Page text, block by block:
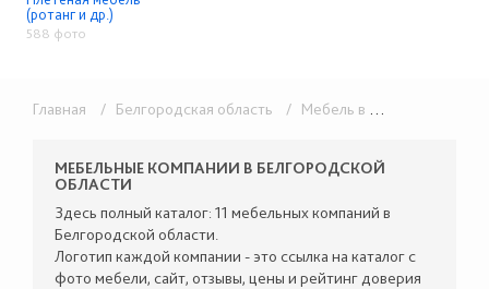
(ротанг и др.)
588 фото
Главная / Белгородская область / Мебель в розницу
МЕБЕЛЬНЫЕ КОМПАНИИ В БЕЛГОРОДСКОЙ
ОБЛАСТИ
Здесь полный каталог: 11 мебельных компаний в
Белгородской области.
Логотип каждой компании - это ссылка на каталог с
фото мебели, сайт, отзывы, цены и рейтинг доверия